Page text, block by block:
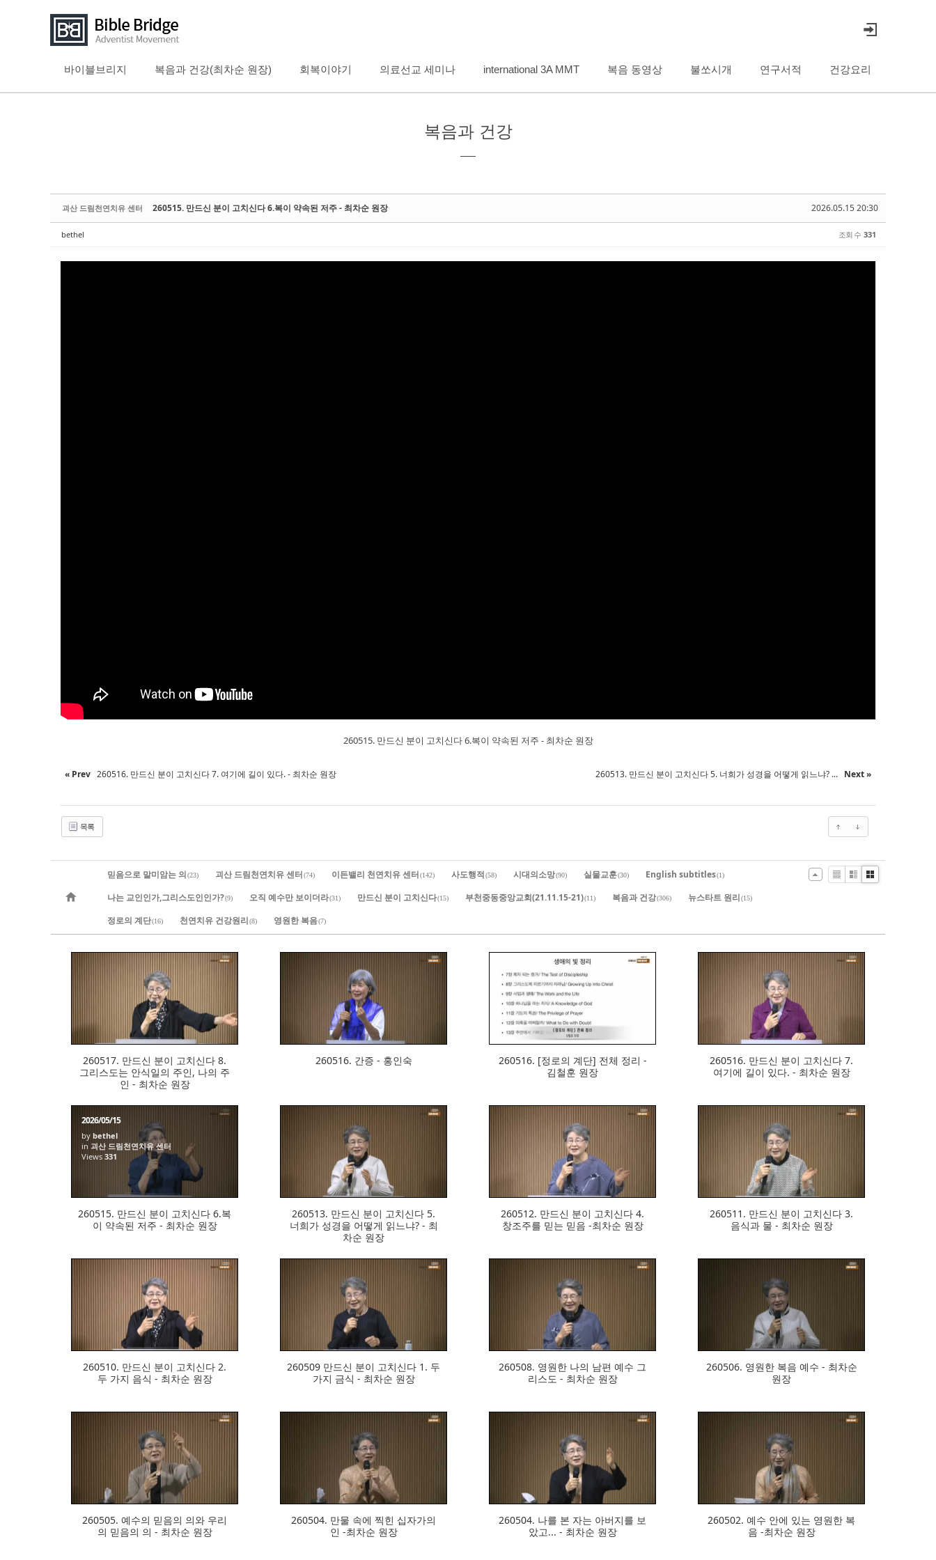
바이블브리지 복음과 건강(최차순 원장) 회복이야기 의료선교 세미나 international 3A MMT 복음 동영상 불쏘시개 연구서적 건강요리
복음과 건강
괴산 드림천연치유 센터 2026.05.15 20:30
260515. 만드신 분이 고치신다 6.복이 약속된 저주 - 최차순 원장
bethel 조회 수 331
260515. 만드신 분이 고치신다 6.복이 약속된 저주 - 최차순 원장
« Prev 260516. 만드신 분이 고치신다 7. 여기에 길이 있다. - 최차순 원장 260513. 만드신 분이 고치신다 5. 너희가 성경을 어떻게 읽느냐? ... Next »
목록
믿음으로 말미암는 의(23) 괴산 드림천연치유 센터(74) 이든밸리 천연치유 센터(142) 사도행적(58) 시대의소망(90) 실물교훈(30) English subtitles(1)
나는 교인인가,그리스도인인가?(9) 오직 예수만 보이더라(31) 만드신 분이 고치신다(15) 부천중동중앙교회(21.11.15-21)(11) 복음과 건강(306) 뉴스타트 원리(15)
정로의 계단(16) 천연치유 건강원리(8) 영원한 복음(7)
ListZineGallery
260517. 만드신 분이 고치신다 8.
그리스도는 안식일의 주인, 나의 주
인 - 최차순 원장
260516. 간증 - 홍인숙
326
260516. [정로의 계단] 전체 정리 -
김철훈 원장
260516. 만드신 분이 고치신다 7.
여기에 길이 있다. - 최차순 원장
2026/05/15
bybethel
in 괴산 드림천연치유 센터
Views331
260515. 만드신 분이 고치신다 6.복
이 약속된 저주 - 최차순 원장
260513. 만드신 분이 고치신다 5.
너희가 성경을 어떻게 읽느냐? - 최
차순 원장
260512. 만드신 분이 고치신다 4.
창조주를 믿는 믿음 -최차순 원장
260511. 만드신 분이 고치신다 3.
음식과 물 - 최차순 원장
260510. 만드신 분이 고치신다 2.
두 가지 음식 - 최차순 원장
260509 만드신 분이 고치신다 1. 두
가지 금식 - 최차순 원장
260508. 영원한 나의 남편 예수 그
리스도 - 최차순 원장
260506. 영원한 복음 예수 - 최차순
원장
260505. 예수의 믿음의 의와 우리
의 믿음의 의 - 최차순 원장
260504. 만물 속에 찍힌 십자가의
인 -최차순 원장
260504. 나를 본 자는 아버지를 보
았고... - 최차순 원장
260502. 예수 안에 있는 영원한 복
음 -최차순 원장